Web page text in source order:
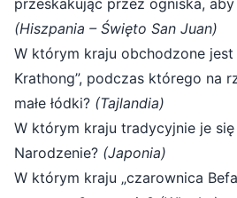
przeskakując przez ogniska,
(Hiszpania – Święto San Juan)
W którym kraju obchodzone jest
Krathong”, podczas którego na
małe łódki? (Tajlandia)
W którym kraju tradycyjnie je się
Narodzenie? (Japonia)
W którym kraju „czarownica